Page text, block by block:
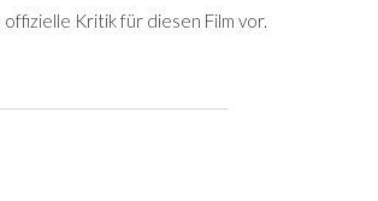
offizielle Kritik für diesen Film vor.